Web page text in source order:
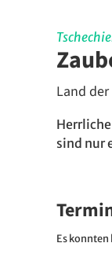
Land
sind nur
Es